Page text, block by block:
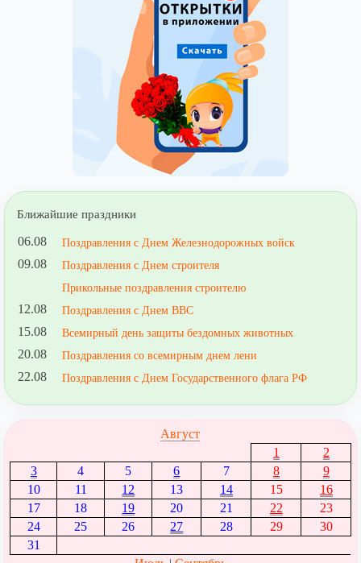
Ближайшие праздники
06.08 Поздравления с Днем Железнодорожных войск
09.08
Поздравления с Днем строителя
Прикольные поздравления строителю
12.08 Поздравления с Днем ВВС
15.08 Всемирный день защиты бездомных животных
20.08 Поздравления со всемирным днем лени
22.08 Поздравления с Днем Государственного флага РФ
Август
1
2
3
4 5 6 7 8
9
10
11 12 13 14 15
16
17
18 19 20 21 22
23
24
25 26 27 28 29
30
31